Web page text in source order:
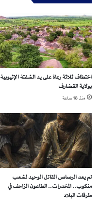
ب
ط
و
ن
ب
ا
ل
ق
ا
د
ة
ي
ح
و
ن
اختطاف ثلاثة رعاة على يد الشفتة الإثيوبية
بولاية القضارف
منذ 18 ساعة
لم يعد الرصاص القاتل الوحيد لشعب
منكوب.. المخدرات.. الطاعون الزاحف في
طرقات البلاد